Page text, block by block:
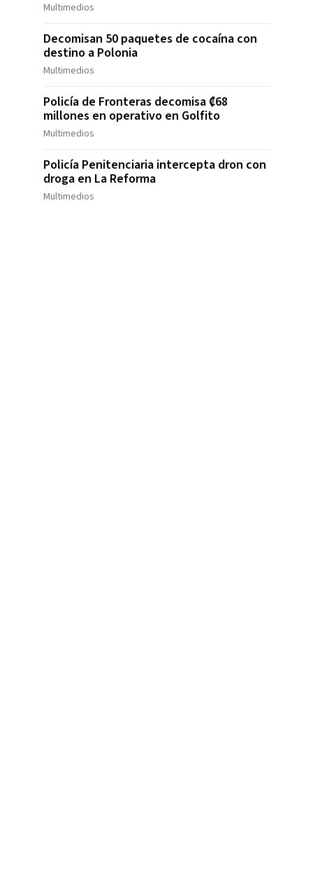
Multimedios
Decomisan 50 paquetes de cocaína con
destino a Polonia
Multimedios
Policía de Fronteras decomisa ₡68
millones en operativo en Golfito
Multimedios
Policía Penitenciaria intercepta dron con
droga en La Reforma
Multimedios